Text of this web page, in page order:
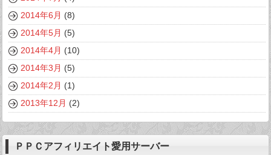
2014年6月 (8)
2014年5月 (5)
2014年4月 (10)
2014年3月 (5)
2014年2月 (1)
2013年12月 (2)
ＰＰＣアフィリエイト愛用サーバー